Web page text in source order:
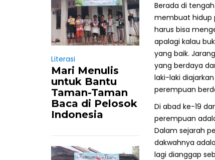
Berada di
membuat hidup
harus bisa
apalagi kalau
yang baik.
yang berdaya
laki-laki
perempuan
Di abad ke-19
perempuan
Dalam sejarah
dakwahnya
lagi dianggap
Literasi
Mari Menulis
untuk Bantu
Taman-Taman
Baca di Pelosok
Indonesia